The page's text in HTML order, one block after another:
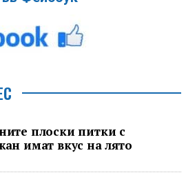
плоски питки с
имат вкус на лято